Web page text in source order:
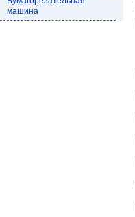
машина